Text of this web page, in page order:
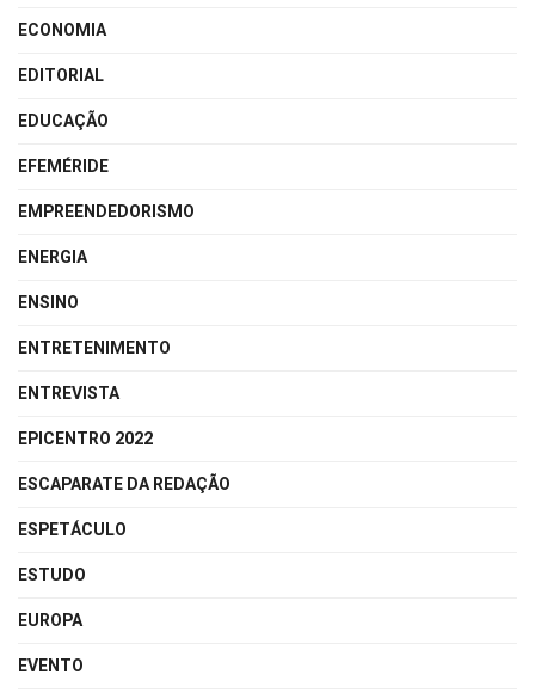
ECONOMIA
EDITORIAL
EDUCAÇÃO
EFEMÉRIDE
EMPREENDEDORISMO
ENERGIA
ENSINO
ENTRETENIMENTO
ENTREVISTA
EPICENTRO 2022
ESCAPARATE DA REDAÇÃO
ESPETÁCULO
ESTUDO
EUROPA
EVENTO